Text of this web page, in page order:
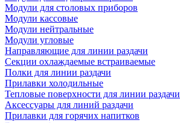
Модули для столовых приборов
Модули кассовые
Модули нейтральные
Модули угловые
Направляющие для линии раздачи
Секции охлаждаемые встраиваемые
Полки для линии раздачи
Прилавки холодильные
Тепловые поверхности для линии раздачи
Аксессуары для линий раздачи
Прилавки для горячих напитков